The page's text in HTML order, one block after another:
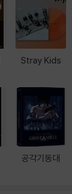
Stray Kids
공각기동대